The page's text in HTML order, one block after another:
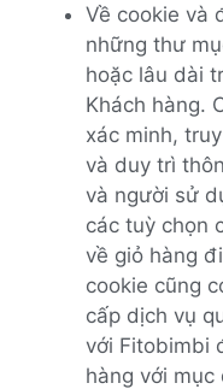
Về cookie và
những thư
hoặc lâu dài
Khách hàng.
xác minh,
và duy trì
và người sử
các tuỳ chọn
về giỏ hàng
cookie cũng
cấp dịch vụ
với Fitobimbi
hàng với